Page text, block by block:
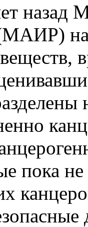
назад
пока